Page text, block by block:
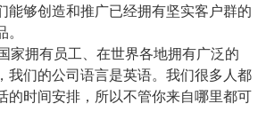
能够创造和推广已经拥有坚实客户群的
家拥有员工、在世界各地拥有广泛的
我们的公司语言是英语。我们很多人都
的时间安排，所以不管你来自哪里都可